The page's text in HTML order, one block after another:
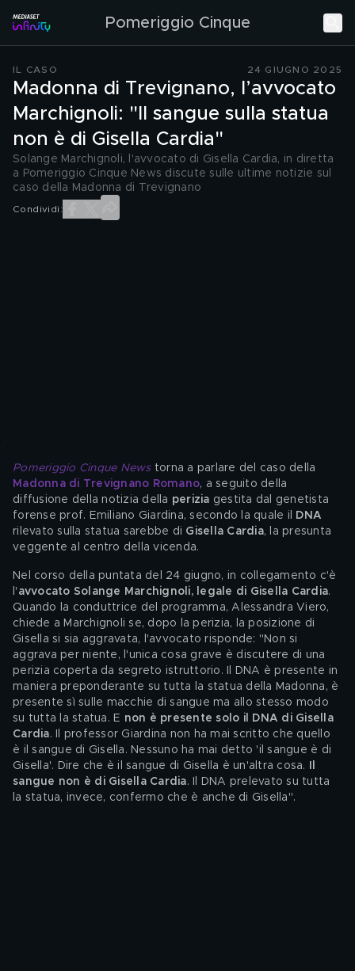
Pomeriggio Cinque
IL CASO 24 GIUGNO 2025
Madonna di Trevignano, l’avvocato
Marchignoli: "Il sangue sulla statua
non è di Gisella Cardia"
Solange Marchignoli, l'avvocato di Gisella Cardia, in diretta
a Pomeriggio Cinque News discute sulle ultime notizie sul
caso della Madonna di Trevignano
Condividi:
Pomeriggio Cinque News torna a parlare del caso della
Madonna di Trevignano Romano, a seguito della
diffusione della notizia della perizia gestita dal genetista
forense prof. Emiliano Giardina, secondo la quale il
DNA
rilevato sulla statua sarebbe di Gisella Cardia, la presunta
veggente al centro della vicenda.
Nel corso della puntata del 24 giugno, in collegamento c'è
l' avvocato Solange Marchignoli, legale di Gisella Cardia.
Quando la conduttrice del programma, Alessandra Viero,
chiede a Marchignoli se, dopo la perizia, la posizione di
Gisella si sia aggravata, l'avvocato risponde: "Non si
aggrava per niente, l'unica cosa grave è discutere di una
perizia coperta da segreto istruttorio. Il DNA è presente in
maniera preponderante su tutta la statua della Madonna, è
presente sì sulle macchie di sangue ma allo stesso modo
su tutta la statua. E non è presente solo il DNA di Gisella
Cardia. Il professor Giardina non ha mai scritto che quello
è il sangue di Gisella. Nessuno ha mai detto 'il sangue è di
Gisella'. Dire che è il sangue di Gisella è un'altra cosa.
sangue non è di Gisella Cardia. Il DNA prelevato su tutta
la statua, invece, confermo che è anche di Gisella".